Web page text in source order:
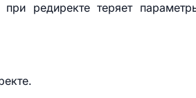
редиректе теряет